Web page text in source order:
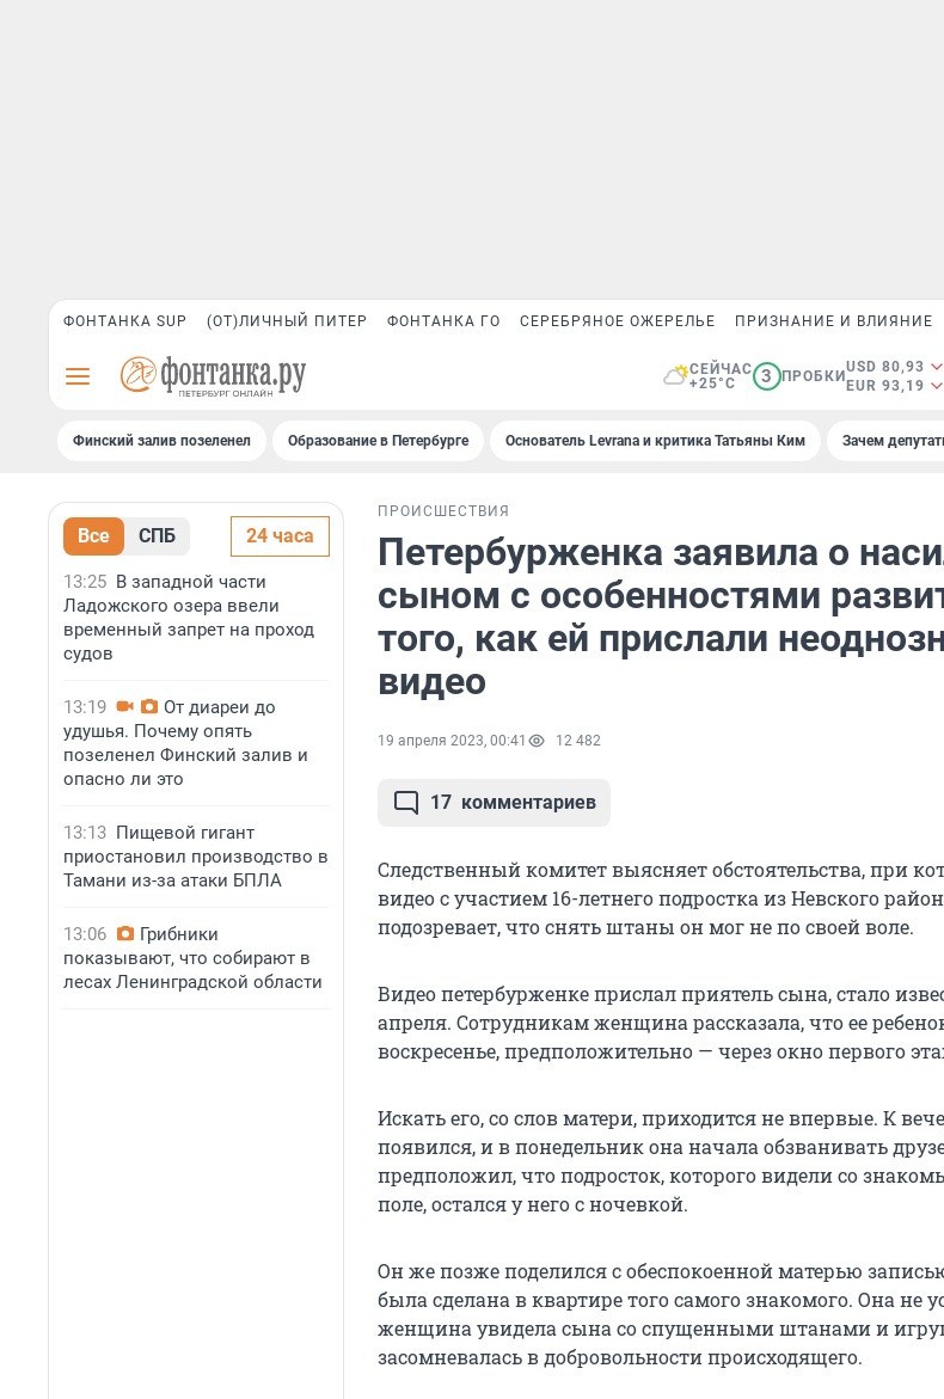
ФОНТАНКА SUP (ОТ)ЛИЧНЫЙ ПИТЕР ФОНТАНКА ГО СЕРЕБРЯНОЕ ОЖЕРЕЛЬЕ ПРИЗНАНИЕ И ВЛИЯНИЕ
СЕЙЧАС
+25°C
3 ПРОБКИ
USD 80,93
EUR 93,19
Финский залив позеленел Образование в Петербурге Основатель Levrana и критика Татьяны Ким Зачем
Все СПБ 24 часа
13:25 В западной части
Ладожского озера ввели
временный запрет на проход
судов
13:19
От диареи до
удушья. Почему опять
позеленел Финский залив и
опасно ли это
13:13 Пищевой гигант
приостановил производство в
Тамани из-за атаки БПЛА
13:06
Грибники
показывают, что собирают в
лесах Ленинградской области
ПРОИСШЕСТВИЯ
Петербурженка заявила о
сыном с особенностями
того, как ей прислали
видео
19 апреля 2023, 00:41 12 482
17 комментариев
Следственный комитет выясняет обстоятельства, при
видео с участием 16-летнего подростка из Невского
подозревает, что снять штаны он мог не по своей воле.
Видео петербурженке прислал приятель сына, стало
апреля. Сотрудникам женщина рассказала, что ее
воскресенье, предположительно — через окно первого
Искать его, со слов матери, приходится не впервые. К
появился, и в понедельник она начала обзванивать
предположил, что подросток, которого видели со
поле, остался у него с ночевкой.
Он же позже поделился с обеспокоенной матерью
была сделана в квартире того самого знакомого. Она не
женщина увидела сына со спущенными штанами и
засомневалась в добровольности происходящего.